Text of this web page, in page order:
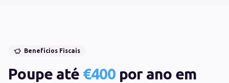
Benefícios Fiscais
Poupe até €400 por ano em